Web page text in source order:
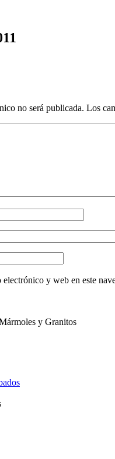
no será publicada. Los
y web en este